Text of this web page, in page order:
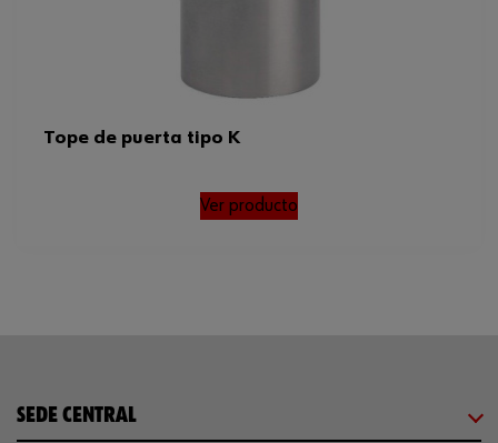
Tope de puerta tipo K
Ver producto
SEDE CENTRAL